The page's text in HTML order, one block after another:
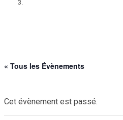
« Tous les Évènements
Cet évènement est passé.